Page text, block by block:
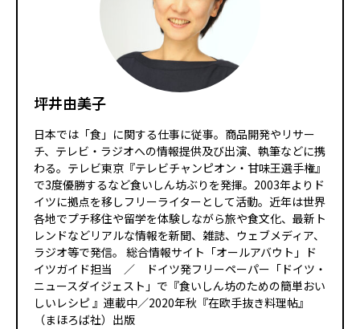
坪井由美子
日本では「食」に関する仕事に従事。商品開発やリサー
チ、テレビ・ラジオへの情報提供及び出演、執筆などに携
わる。テレビ東京『テレビチャンピオン・甘味王選手権』
で3度優勝するなど食いしん坊ぶりを発揮。2003年よりド
イツに拠点を移しフリーライターとして活動。近年は世界
各地でプチ移住や留学を体験しながら旅や食文化、最新ト
レンドなどリアルな情報を新聞、雑誌、ウェブメディア、
ラジオ等で発信。 総合情報サイト「オールアバウト」ド
イツガイド担当 ／ ドイツ発フリーペーパー「ドイツ・
ニュースダイジェスト」で『食いしん坊のための簡単おい
しいレシピ 』連載中／2020年秋『在欧手抜き料理帖』
（まほろば社）出版